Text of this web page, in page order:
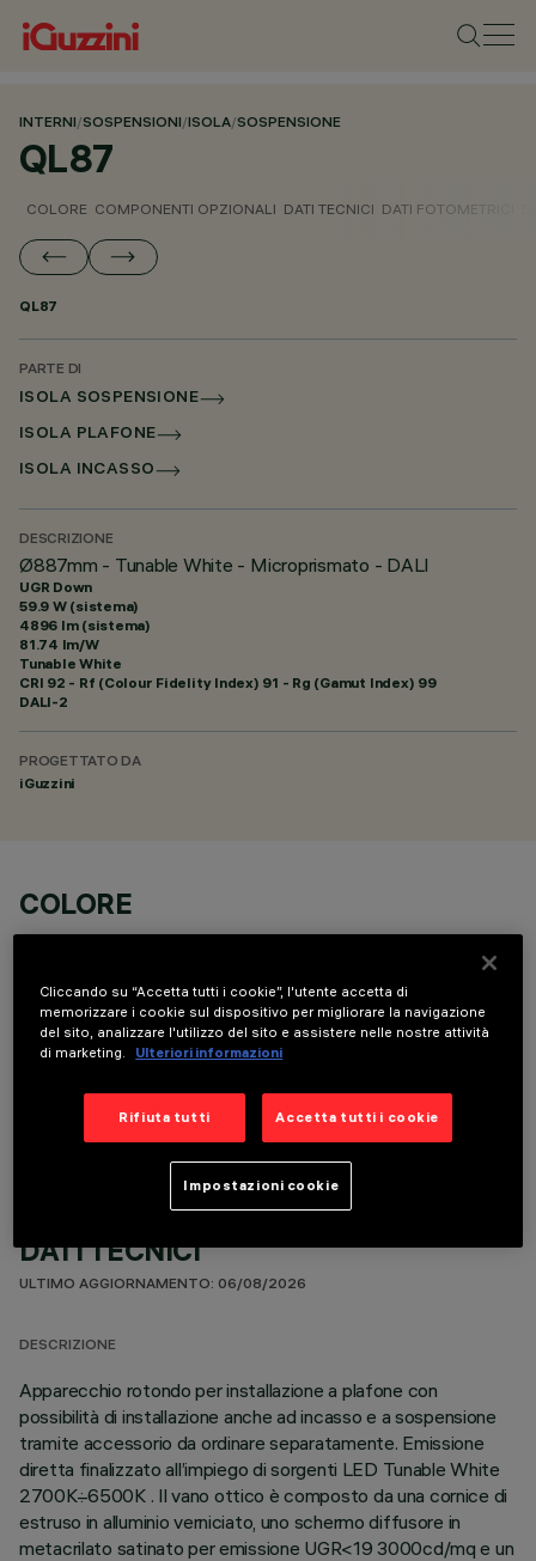
INTERNI/SOSPENSIONI/ISOLA/SOSPENSIONE
QL87
COLORE COMPONENTI OPZIONALI DATI TECNICI DATI FOTOMETRICI
QL87
PARTE DI
ISOLA SOSPENSIONE
ISOLA PLAFONE
ISOLA INCASSO
DESCRIZIONE
Ø887mm - Tunable White - Microprismato - DALI
UGR Down
59.9 W (sistema)
4896 lm (sistema)
81.74 lm/W
Tunable White
CRI 92 - Rf (Colour Fidelity Index) 91 - Rg (Gamut Index) 99
DALI-2
PROGETTATO DA
iGuzzini
COLORE
DATI TECNICI
ULTIMO AGGIORNAMENTO: 06/08/2026
DESCRIZIONE
Apparecchio rotondo per installazione a plafone con
possibilità di installazione anche ad incasso e a sospensione
tramite accessorio da ordinare separatamente. Emissione
diretta finalizzato all’impiego di sorgenti LED Tunable White
2700K÷6500K . Il vano ottico è composto da una cornice di
estruso in alluminio verniciato, uno schermo diffusore in
metacrilato satinato per emissione UGR<19 3000cd/mq e un
Cliccando su “Accetta tutti i cookie”, l'utente accetta di
memorizzare i cookie sul dispositivo per migliorare la navigazione
del sito, analizzare l'utilizzo del sito e assistere nelle nostre attività
di marketing.
Ulteriori informazioni
Rifiuta tutti Accetta tutti i cookie
Impostazioni cookie